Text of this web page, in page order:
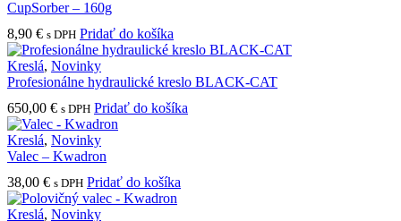
through
si
vybrať
CupSorber – 160g
8,90 € s DPH Pridať do košíka
Kreslá, Novinky
Profesionálne hydraulické kreslo BLACK-CAT
650,00 € s DPH Pridať do košíka
Kreslá, Novinky
Valec – Kwadron
38,00 € s DPH Pridať do košíka
Kreslá, Novinky